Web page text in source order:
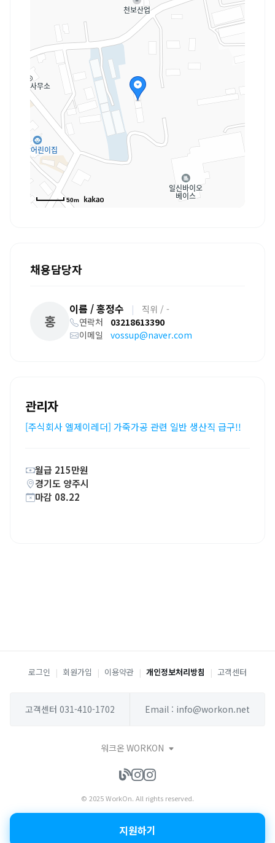
50m
채용담당자
홍
이름 / 홍정수 |
직위 / -
연락처 03218613390
이메일 vossup@naver.com
관리자
[주식회사 엘제이레더] 가죽가공 관련 일반 생산직 급구!!
월급 215만원
경기도 양주시
마감 08.22
지원하기
로그인 | 회원가입 | 이용약관 | 개인정보처리방침 | 고객센터
고객센터 031-410-1702 Email : info@workon.net
워크온 WORKON
© 2025 WorkOn. All rights reserved.